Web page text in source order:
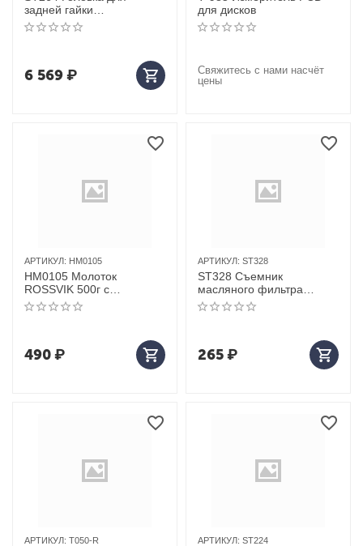
задней гайки
дифференциала 3/4",
113мм
6 569₽
для дисков
Свяжитесь с нами насчёт
цены
АРТИКУЛ: HM0105
HM0105 Молоток
ROSSVIK 500г с
деревянной рукояткой
490₽
АРТИКУЛ: ST328
ST328 Съемник
масляного фильтра
(чашка), размер 80мм х
15F, 3/8’’DR (FRAM,
265₽
АРТИКУЛ: T050-R АРТИКУЛ: ST224